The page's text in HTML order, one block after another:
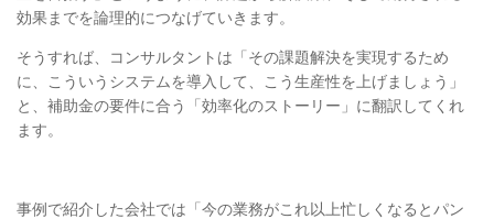
効果までを論理的につなげていきます。
そうすれば、コンサルタントは「その課題解決を実現するため
に、こういうシステムを導入して、こう生産性を上げましょう」
と、補助金の要件に合う「効率化のストーリー」に翻訳してくれ
ます。
事例で紹介した会社では「今の業務がこれ以上忙しくなるとパン